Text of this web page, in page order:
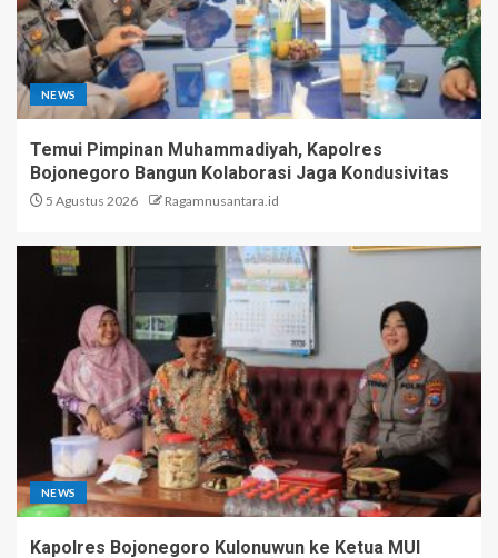
NEWS
Temui Pimpinan Muhammadiyah, Kapolres
Bojonegoro Bangun Kolaborasi Jaga Kondusivitas
5 Agustus 2026 Ragamnusantara.id
NEWS
Kapolres Bojonegoro Kulonuwun ke Ketua MUI